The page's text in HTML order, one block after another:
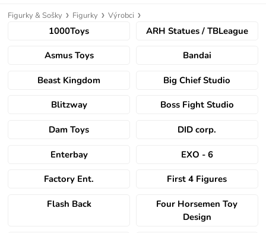
Figurky & Sošky Figurky Výrobci
1000Toys ARH Statues / TBLeague
Asmus Toys Bandai
Beast Kingdom Big Chief Studio
Blitzway Boss Fight Studio
Dam Toys DID corp.
Enterbay EXO - 6
Factory Ent. First 4 Figures
Flash Back
Four Horsemen Toy
Design